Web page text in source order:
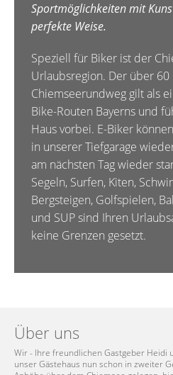
Sportmöglichkeiten mit
perfekte Weise.
Speziell für Biker ist der
Urlaubsregion. Der über 60
Chiemseerundweg gilt als
Bike-Routen Bayerns und
Haus vorbei. E-Biker
in unserer Tiefgarage
am nächsten Tag wieder
Segeln, Surfen, Kiten,
Bergsteigen, Golfspielen,
und SUP sind Ihren
keine Grenzen gesetzt.
Über uns
Wir - Ihre freundlichen Gastgeber Heidi
unser Gästehaus nun schon in zweiter